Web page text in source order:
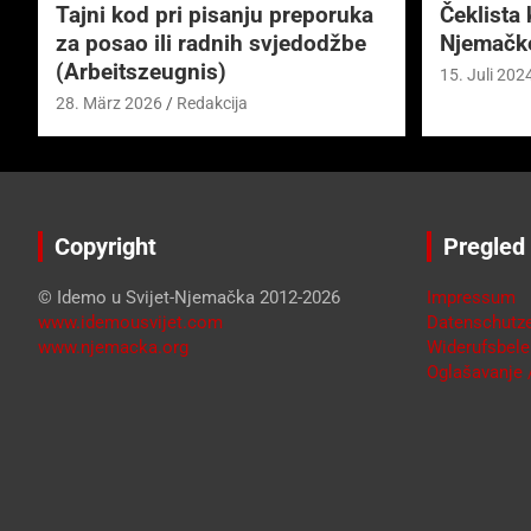
Tajni kod pri pisanju preporuka
za posao ili radnih svjedodžbe
(Arbeitszeugnis)
28. März 2026 Redakcija
Čeklista
15. Juli
Copyright
© Idemo u Svijet-Njemačka 2012-2026
www.idemousvijet.com
www.njemacka.org
Pregled
Impressum